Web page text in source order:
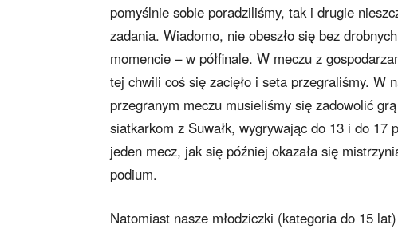
pomyślnie sobie poradziliśmy, tak i drugie
zadania. Wiadomo, nie obeszło się bez
momencie – w półfinale. W meczu z
tej chwili coś się zacięło i seta przegraliśmy. W
przegranym meczu musieliśmy się zadowolić
siatkarkom z Suwałk, wygrywając do 13 i do 17
jeden mecz, jak się później okazała się
podium.
Natomiast nasze młodziczki (kategoria do 15